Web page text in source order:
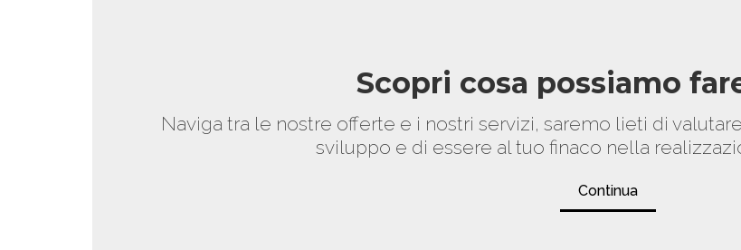
Scopri cosa possiamo
Naviga tra le nostre offerte e i nostri servizi, saremo lieti di
sviluppo e di essere al tuo finaco nella
Continua